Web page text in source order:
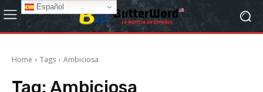
Home Tags Ambiciosa
Tag: Ambiciosa
Español